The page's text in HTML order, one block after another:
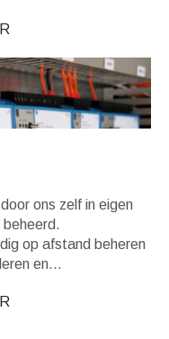
ons zelf in eigen
beheerd.
op afstand beheren
en…